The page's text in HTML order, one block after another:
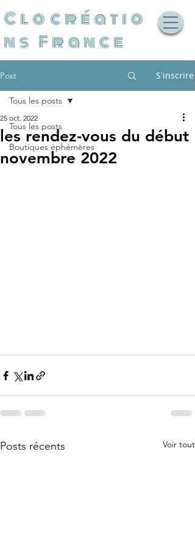
Clocréatio
ns France
Post S'inscrire
Tous les posts
Boutiques éphémères
Tous les posts
les rendez-vous du début
novembre 2022
25 oct. 2022
Posts récents Voir tout